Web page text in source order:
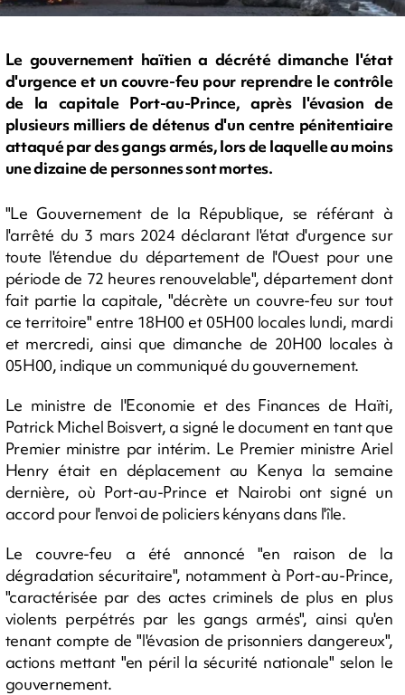
Le gouvernement haïtien a décrété dimanche l'état
d'urgence et un couvre-feu pour reprendre le contrôle
de la capitale Port-au-Prince, après l'évasion de
plusieurs milliers de détenus d'un centre pénitentiaire
attaqué par des gangs armés, lors de laquelle au moins
une dizaine de personnes sont mortes.
"Le Gouvernement de la République, se référant à
l'arrêté du 3 mars 2024 déclarant l'état d'urgence sur
toute l'étendue du département de l'Ouest pour une
période de 72 heures renouvelable", département dont
fait partie la capitale, "décrète un couvre-feu sur tout
ce territoire" entre 18H00 et 05H00 locales lundi, mardi
et mercredi, ainsi que dimanche de 20H00 locales à
05H00, indique un communiqué du gouvernement.
Le ministre de l'Economie et des Finances de Haïti,
Patrick Michel Boisvert, a signé le document en tant que
Premier ministre par intérim. Le Premier ministre Ariel
Henry était en déplacement au Kenya la semaine
dernière, où Port-au-Prince et Nairobi ont signé un
accord pour l'envoi de policiers kényans dans l'île.
Le couvre-feu a été annoncé "en raison de la
dégradation sécuritaire", notamment à Port-au-Prince,
"caractérisée par des actes criminels de plus en plus
violents perpétrés par les gangs armés", ainsi qu'en
tenant compte de "l'évasion de prisonniers dangereux",
actions mettant "en péril la sécurité nationale" selon le
gouvernement.